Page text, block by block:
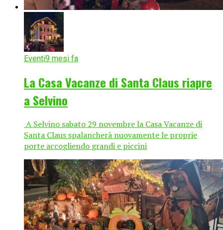
Eventi9 mesi fa
La Casa Vacanze di Santa Claus riapre
a Selvino
A Selvino sabato 29 novembre la Casa Vacanze di
Santa Claus spalancherà nuovamente le proprie
porte accogliendo grandi e piccini